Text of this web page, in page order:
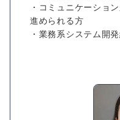
・コミュニケーショ
進められる方
・業務系システム